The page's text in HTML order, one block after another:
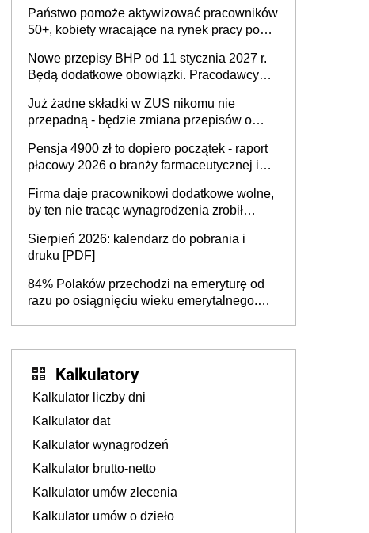
Państwo pomoże aktywizować pracowników
50+, kobiety wracające na rynek pracy po
osoby neuroatypowe. Powstanie Fundusz
na rzecz Inkluzywności w Zatrudnianiu?
Nowe przepisy BHP od 11 stycznia 2027 r.
Będą dodatkowe obowiązki. Pracodawcy
Już żadne składki w ZUS nikomu nie
przepadną - będzie zmiana przepisów o
ubezpieczeniom społecznym
Pensja 4900 zł to dopiero początek - raport
płacowy 2026 o branży farmaceutycznej i
Firma daje pracownikowi dodatkowe wolne,
by ten nie tracąc wynagrodzenia zrobił
sprawdza
Sierpień 2026: kalendarz do pobrania i
druku [PDF]
84% Polaków przechodzi na emeryturę od
razu po osiągnięciu wieku emerytalnego.
45+ to siła napędowa gospodarki
Kalkulatory
Kalkulator liczby dni
Kalkulator dat
Kalkulator wynagrodzeń
Kalkulator brutto-netto
Kalkulator umów zlecenia
Kalkulator umów o dzieło